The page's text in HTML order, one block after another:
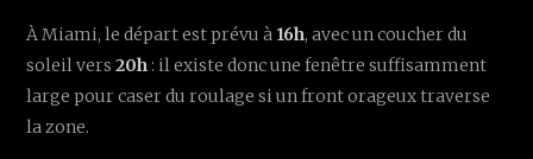
À Miami, le départ est prévu à 16h, avec un coucher du
soleil vers20h : il existe donc une fenêtre suffisamment
large pour caser du roulage si un front orageux traverse
la zone.